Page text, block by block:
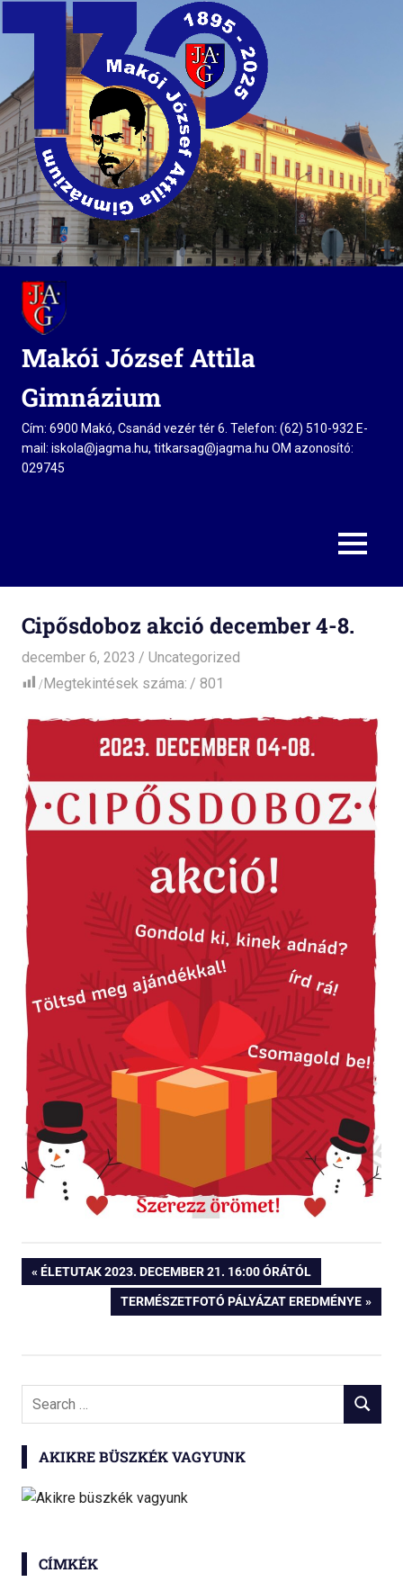
Skip
content
Makói József Attila
Gimnázium
Cím: 6900 Makó, Csanád vezér tér 6. Telefon: (62) 510-932 E-
mail: iskola@jagma.hu, titkarsag@jagma.hu OM azonosító:
029745
MENU
Cipősdoboz akció december 4-8.
december 6, 2023 admin
Uncategorized
Megtekintések száma:
801
Bejegyzés
navigáció
PREVIOUS
ÉLETUTAK 2023. DECEMBER 21. 16:00 ÓRÁTÓL
NEXT
POST:
TERMÉSZETFOTÓ PÁLYÁZAT EREDMÉNYE
Search
SEARCH
AKIKRE BÜSZKÉK VAGYUNK
CÍMKÉK